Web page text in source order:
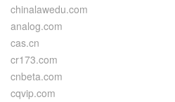
chinalawedu.com
analog.com
cas.cn
cr173.com
cnbeta.com
cqvip.com